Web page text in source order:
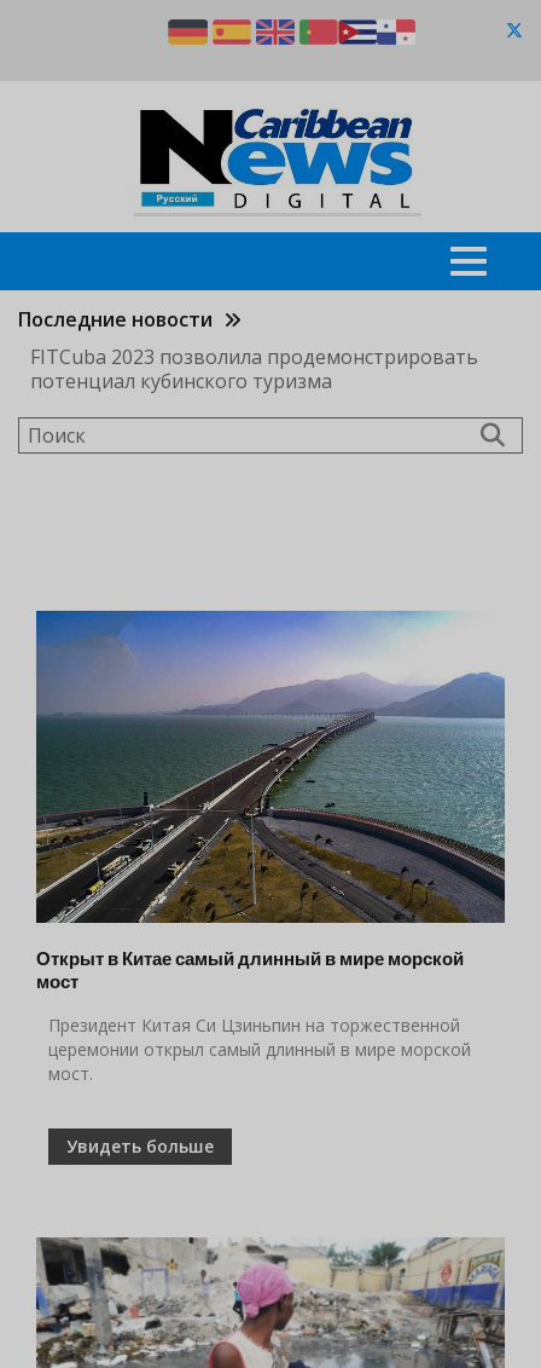
Последние новости
FITCuba 2023 позволила продемонстрировать
потенциал кубинского туризма
Поиск
Открыт в Китае самый длинный в мире морской
мост
Президент Китая Си Цзиньпин на торжественной
церемонии открыл самый длинный в мире морской
мост.
Увидеть больше